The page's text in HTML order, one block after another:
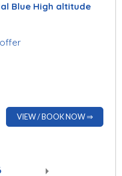
Blue High altitude
VIEW / BOOK NOW ⇒